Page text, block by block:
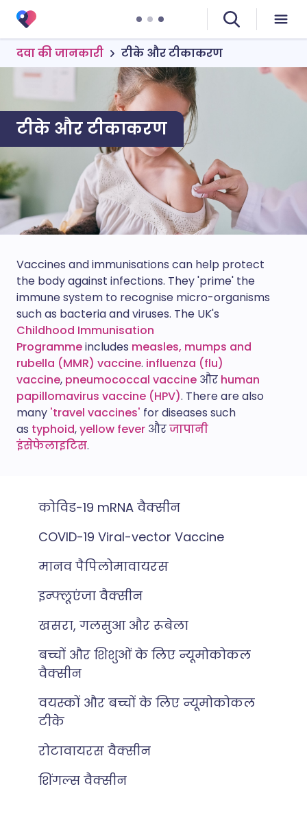
दवा की जानकारी टीके और टीकाकरण
टीके और टीकाकरण
Vaccines and immunisations can help protect
the body against infections. They 'prime' the
immune system to recognise micro-organisms
such as bacteria and viruses. The UK's
Childhood Immunisation
Programmeincludes measles, mumps and
rubella (MMR) vaccine. influenza (flu)
vaccine, pneumococcal vaccine और human
papillomavirus vaccine (HPV). There are also
many 'travel vaccines' for diseases such
as typhoid,yellow fever औरजापानी
इंसेफेलाइटिस.
कोविड-19 mRNA वैक्सीन
COVID-19 Viral-vector Vaccine
मानव पैपिलोमावायरस
इन्फ्लूएंजा वैक्सीन
खसरा, गलसुआ और रूबेला
बच्चों और शिशुओं के लिए न्यूमोकोकल
वैक्सीन
वयस्कों और बच्चों के लिए न्यूमोकोकल
टीके
रोटावायरस वैक्सीन
शिंगल्स वैक्सीन